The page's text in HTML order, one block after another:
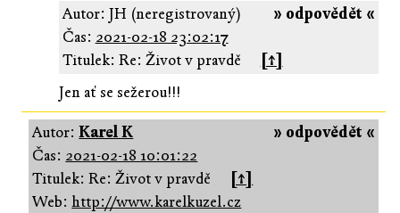
» odpovědět «
Autor: JH (neregistrovaný)
Čas: 2021-02-18 23:02:17
Titulek: Re: Život v pravdě
[↑]
Jen ať se sežerou!!!
» odpovědět «
Autor:Karel K
Čas: 2021-02-18 10:01:22
Titulek: Re: Život v pravdě
[↑]
Web:http://www.karelkuzel.cz